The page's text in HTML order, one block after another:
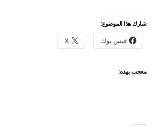
شارك هذا الموضوع:
فيس بوك X
معجب بهذه: